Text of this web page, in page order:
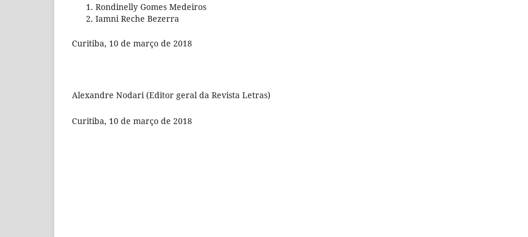
Rondinelly Gomes Medeiros
Iamni Reche Bezerra
Curitiba, 10 de março de 2018
Alexandre Nodari (Editor geral da Revista Letras)
Curitiba, 10 de março de 2018